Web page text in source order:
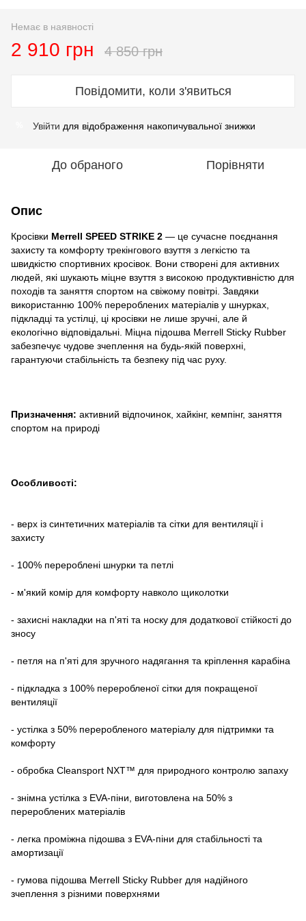
Немає в наявності
2 910 грн 4 850 грн
Повідомити, коли з'явиться
Увійти для відображення накопичувальної знижки
До обраного Порівняти
Опис
Кросівки Merrell SPEED STRIKE 2 — це сучасне поєднання
захисту та комфорту трекінгового взуття з легкістю та
швидкістю спортивних кросівок. Вони створені для активних
людей, які шукають міцне взуття з високою продуктивністю для
походів та заняття спортом на свіжому повітрі. Завдяки
використанню 100% перероблених матеріалів у шнурках,
підкладці та устілці, ці кросівки не лише зручні, але й
екологічно відповідальні. Міцна підошва Merrell Sticky Rubber
забезпечує чудове зчеплення на будь-якій поверхні,
гарантуючи стабільність та безпеку під час руху.
Призначення: активний відпочинок, хайкінг, кемпінг, заняття
спортом на природі
Особливості:
- верх із синтетичних матеріалів та сітки для вентиляції і
захисту
- 100% перероблені шнурки та петлі
- м'який комір для комфорту навколо щиколотки
- захисні накладки на п'яті та носку для додаткової стійкості до
зносу
- петля на п'яті для зручного надягання та кріплення карабіна
- підкладка з 100% переробленої сітки для покращеної
вентиляції
- устілка з 50% переробленого матеріалу для підтримки та
комфорту
- обробка Cleansport NXT™ для природного контролю запаху
- знімна устілка з EVA-піни, виготовлена на 50% з
перероблених матеріалів
- легка проміжна підошва з EVA-піни для стабільності та
амортизації
- гумова підошва Merrell Sticky Rubber для надійного
зчеплення з різними поверхнями